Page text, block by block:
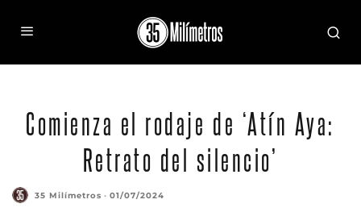
Comienza el rodaje de ‘Atín Aya:
Retrato del silencio’
35 Milímetros · 01/07/2024